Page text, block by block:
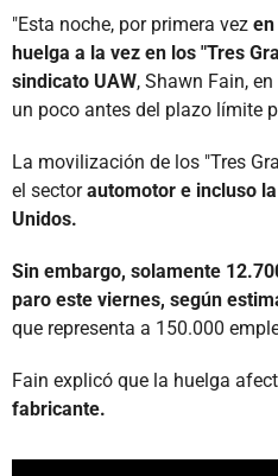
"Esta noche, por primera vez
huelga a la vez en los "Tres
sindicato UAW, Shawn Fain,
un poco antes del plazo límite
La movilización de los "Tres
el sectorautomotor e incluso
Unidos.
Sin embargo, solamente
paro este viernes, según
que representa a 150.000
Fain explicó que la huelga
fabricante.